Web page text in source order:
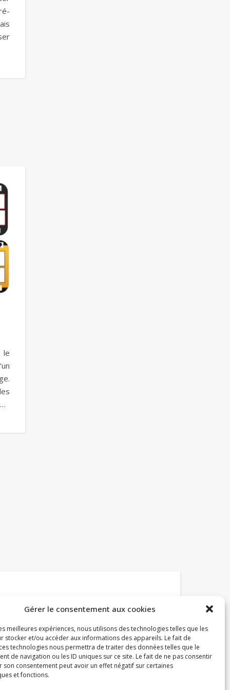
Gérer le consentement aux cookies
meilleures expériences, nous utilisons des technologies telles que les
stocker et/ou accéder aux informations des appareils. Le fait de
technologies nous permettra de traiter des données telles que le
de navigation ou les ID uniques sur ce site. Le fait de ne pas consentir
son consentement peut avoir un effet négatif sur certaines
et fonctions.
le
Licence
de ne pas publier mon travail sur vos
mais de mettre le lien du site.
œuvre est mise à disposition selon les
de laLicence Creative Commons